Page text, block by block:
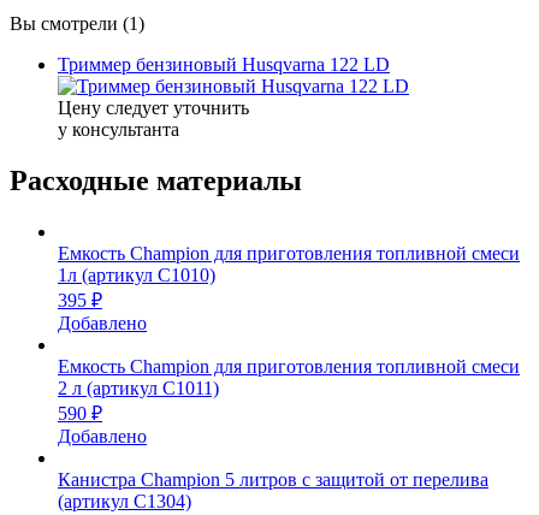
Вы смотрели (1)
Триммер бензиновый Husqvarna 122 LD
Цену следует уточнить
у консультанта
Расходные материалы
Емкость Champion для приготовления топливной смеси
1л (артикул C1010)
395 ₽
Добавлено
Емкость Champion для приготовления топливной смеси
2 л (артикул C1011)
590 ₽
Добавлено
Канистра Champion 5 литров с защитой от перелива
(артикул C1304)